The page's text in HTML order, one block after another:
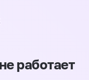
работает